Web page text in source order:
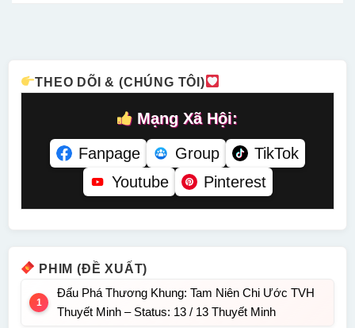
THEO DÕI & (CHÚNG TÔI)
Mạng Xã Hội:
Fanpage
Group
TikTok
Youtube
Pinterest
PHIM (ĐỀ XUẤT)
Đấu Phá Thương Khung: Tam Niên Chi Ước TVH
Thuyết Minh – Status: 13 / 13 Thuyết Minh